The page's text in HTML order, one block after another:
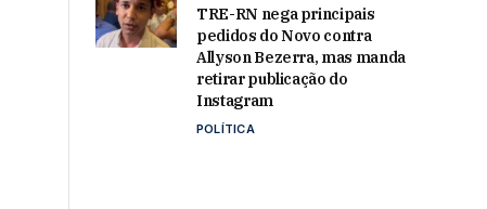
TRE-RN nega principais
pedidos do Novo contra
Allyson Bezerra, mas manda
retirar publicação do
Instagram
POLÍTICA